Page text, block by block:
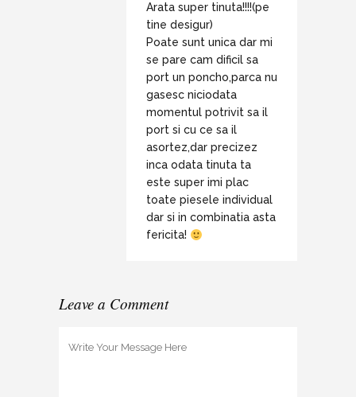
Arata super tinuta!!!!(pe
tine desigur)
Poate sunt unica dar mi
se pare cam dificil sa
port un poncho,parca nu
gasesc niciodata
momentul potrivit sa il
port si cu ce sa il
asortez,dar precizez
inca odata tinuta ta
este super imi plac
toate piesele individual
dar si in combinatia asta
fericita!
Leave a Comment